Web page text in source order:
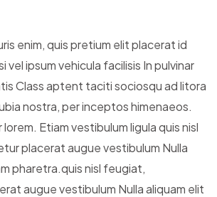
enim, quis pretium elit placerat id
vel ipsum vehicula facilisis In pulvinar
Class aptent taciti sociosqu ad litora
nostra, per inceptos himenaeos.
Etiam vestibulum ligula quis nisl
placerat augue vestibulum Nulla
pharetra.quis nisl feugiat,
augue vestibulum Nulla aliquam elit